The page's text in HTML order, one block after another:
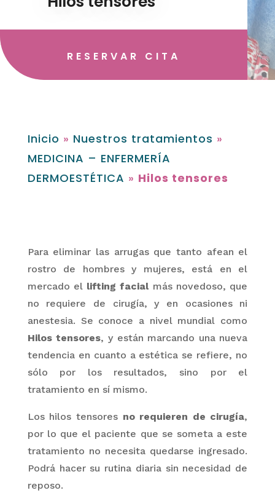
RESERVAR CITA
Inicio » Nuestros tratamientos »
MEDICINA – ENFERMERÍA
DERMOESTÉTICA » Hilos tensores
Para eliminar las arrugas que tanto afean el
rostro de hombres y mujeres, está en el
mercado el lifting facial más novedoso, que
no requiere de cirugía, y en ocasiones ni
anestesia. Se conoce a nivel mundial como
Hilos tensores, y están marcando una nueva
tendencia en cuanto a estética se refiere, no
sólo por los resultados, sino por el
tratamiento en sí mismo.
Los hilos tensores no requieren de cirugía,
por lo que el paciente que se someta a este
tratamiento no necesita quedarse ingresado.
Podrá hacer su rutina diaria sin necesidad de
reposo.